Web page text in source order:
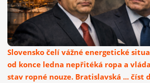
Slovensko čelí vážné energetické
od konce ledna nepřitéká ropa a
stav ropné nouze. Bratislavská ... číst